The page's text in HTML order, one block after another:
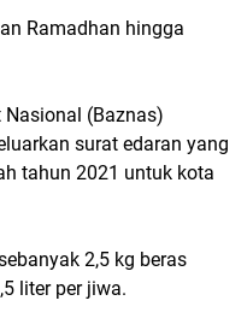
Ramadhan hingga
(Baznas)
surat edaran yang
tahun 2021 untuk kota
2,5 kg beras
liter per jiwa.